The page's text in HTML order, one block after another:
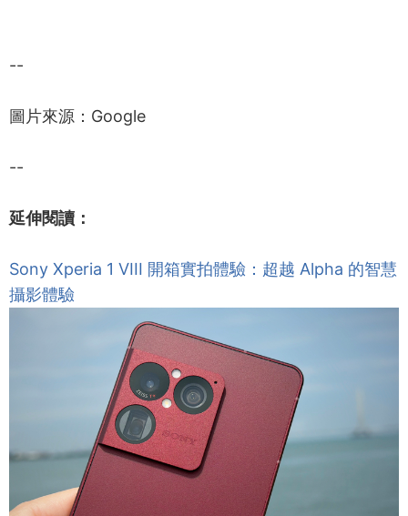
--
圖片來源：Google
--
延伸閱讀：
Sony Xperia 1 VIII 開箱實拍體驗：超越 Alpha 的智慧
攝影體驗